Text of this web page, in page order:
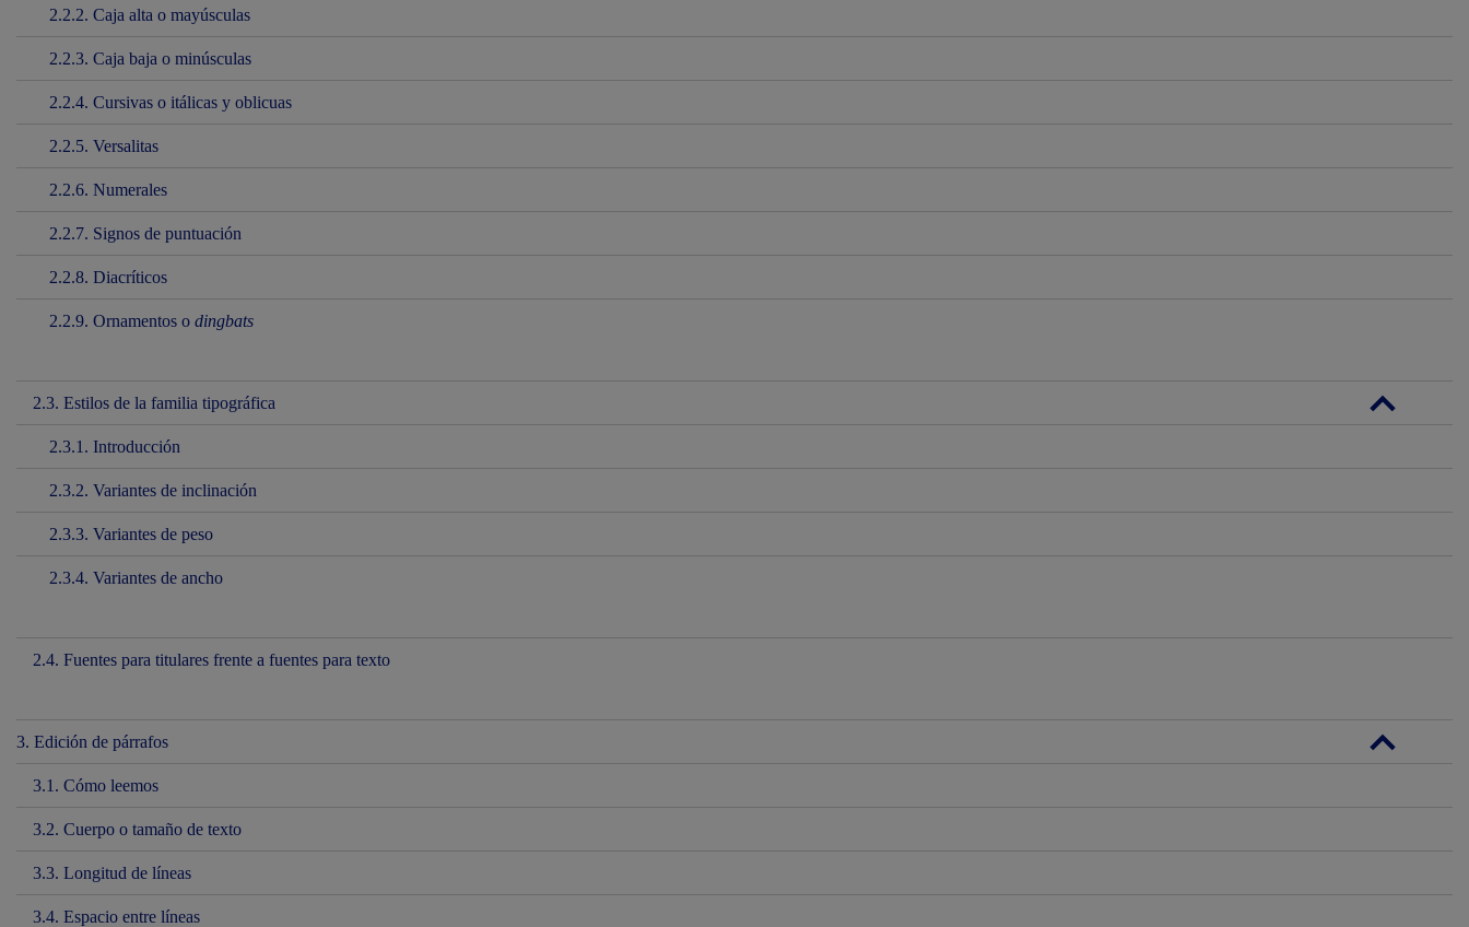
2.2.2. Caja alta o mayúsculas
2.2.3. Caja baja o minúsculas
2.2.4. Cursivas o itálicas y oblicuas
2.2.5. Versalitas
2.2.6. Numerales
2.2.7. Signos de puntuación
2.2.8. Diacríticos
2.2.9. Ornamentos o dingbats
2.3. Estilos de la familia tipográfica
2.3.1. Introducción
2.3.2. Variantes de inclinación
2.3.3. Variantes de peso
2.3.4. Variantes de ancho
2.4. Fuentes para titulares frente a fuentes para texto
3. Edición de párrafos
3.1. Cómo leemos
3.2. Cuerpo o tamaño de texto
3.3. Longitud de líneas
3.4. Espacio entre líneas